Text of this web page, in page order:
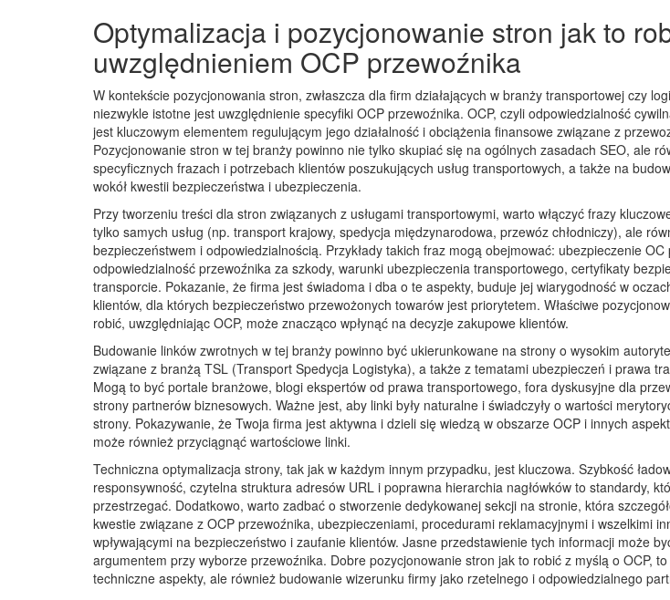
Optymalizacja i pozycjonowanie stron jak to
uwzględnieniem OCP przewoźnika
W kontekście pozycjonowania stron, zwłaszcza dla firm działających w branży transportowej czy
niezwykle istotne jest uwzględnienie specyfiki OCP przewoźnika. OCP, czyli odpowiedzialność
jest kluczowym elementem regulującym jego działalność i obciążenia finansowe związane z
Pozycjonowanie stron w tej branży powinno nie tylko skupiać się na ogólnych zasadach SEO, ale
specyficznych frazach i potrzebach klientów poszukujących usług transportowych, a także na
wokół kwestii bezpieczeństwa i ubezpieczenia.
Przy tworzeniu treści dla stron związanych z usługami transportowymi, warto włączyć frazy
tylko samych usług (np. transport krajowy, spedycja międzynarodowa, przewóz chłodniczy), ale
bezpieczeństwem i odpowiedzialnością. Przykłady takich fraz mogą obejmować: ubezpieczenie OC
odpowiedzialność przewoźnika za szkody, warunki ubezpieczenia transportowego, certyfikaty
transporcie. Pokazanie, że firma jest świadoma i dba o te aspekty, buduje jej wiarygodność w
klientów, dla których bezpieczeństwo przewożonych towarów jest priorytetem. Właściwe
robić, uwzględniając OCP, może znacząco wpłynąć na decyzje zakupowe klientów.
Budowanie linków zwrotnych w tej branży powinno być ukierunkowane na strony o wysokim
związane z branżą TSL (Transport Spedycja Logistyka), a także z tematami ubezpieczeń i prawa
Mogą to być portale branżowe, blogi ekspertów od prawa transportowego, fora dyskusyjne dla
strony partnerów biznesowych. Ważne jest, aby linki były naturalne i świadczyły o wartości
strony. Pokazywanie, że Twoja firma jest aktywna i dzieli się wiedzą w obszarze OCP i innych
może również przyciągnąć wartościowe linki.
Techniczna optymalizacja strony, tak jak w każdym innym przypadku, jest kluczowa. Szybkość
responsywność, czytelna struktura adresów URL i poprawna hierarchia nagłówków to standardy,
przestrzegać. Dodatkowo, warto zadbać o stworzenie dedykowanej sekcji na stronie, która
kwestie związane z OCP przewoźnika, ubezpieczeniami, procedurami reklamacyjnymi i wszelkimi
wpływającymi na bezpieczeństwo i zaufanie klientów. Jasne przedstawienie tych informacji może
argumentem przy wyborze przewoźnika. Dobre pozycjonowanie stron jak to robić z myślą o OCP,
techniczne aspekty, ale również budowanie wizerunku firmy jako rzetelnego i odpowiedzialnego